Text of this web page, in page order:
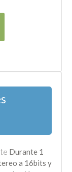
Durante 1
a 16bits y